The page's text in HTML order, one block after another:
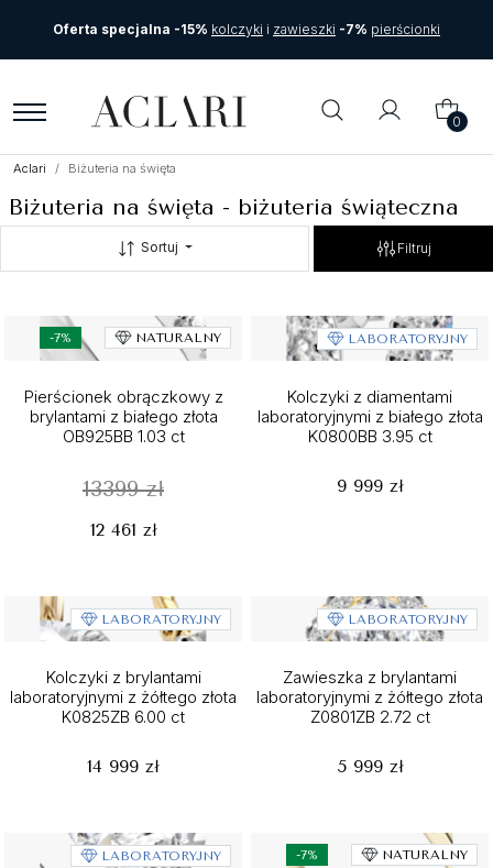
Oferta specjalna -15% kolczyki i zawieszki -7% pierścionki
0
Aclari Biżuteria na święta
Biżuteria na święta - biżuteria świąteczna
Sortuj Filtruj
-7% NATURALNY
Pierścionek obrączkowy z
brylantami z białego złota
OB925BB 1.03 ct
13399 zł
12 461 zł
LABORATORYJNY
Kolczyki z diamentami
laboratoryjnymi z białego złota
K0800BB 3.95 ct
9 999 zł
LABORATORYJNY
Kolczyki z brylantami
laboratoryjnymi z żółtego złota
K0825ZB 6.00 ct
14 999 zł
LABORATORYJNY
Zawieszka z brylantami
laboratoryjnymi z żółtego złota
Z0801ZB 2.72 ct
5 999 zł
LABORATORYJNY -7% NATURALNY